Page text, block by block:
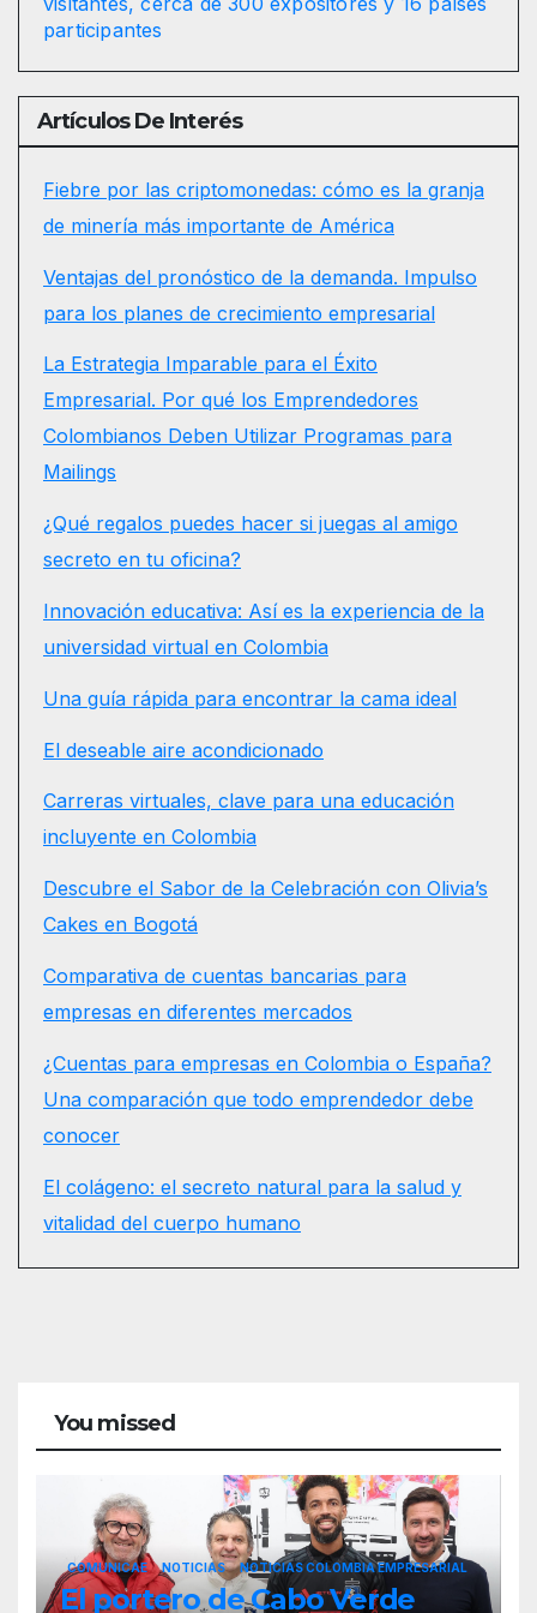
participantes
Artículos De Interés
Fiebre por las criptomonedas: cómo es la granja
de minería más importante de América
Ventajas del pronóstico de la demanda. Impulso
para los planes de crecimiento empresarial
La Estrategia Imparable para el Éxito
Empresarial. Por qué los Emprendedores
Colombianos Deben Utilizar Programas para
Mailings
¿Qué regalos puedes hacer si juegas al amigo
secreto en tu oficina?
Innovación educativa: Así es la experiencia de la
universidad virtual en Colombia
Una guía rápida para encontrar la cama ideal
El deseable aire acondicionado
Carreras virtuales, clave para una educación
incluyente en Colombia
Descubre el Sabor de la Celebración con Olivia’s
Cakes en Bogotá
Comparativa de cuentas bancarias para
empresas en diferentes mercados
¿Cuentas para empresas en Colombia o España?
Una comparación que todo emprendedor debe
conocer
El colágeno: el secreto natural para la salud y
vitalidad del cuerpo humano
You missed
COMUNICAE NOTICIAS NOTICIAS COLOMBIA EMPRESARIAL
El portero de Cabo Verde